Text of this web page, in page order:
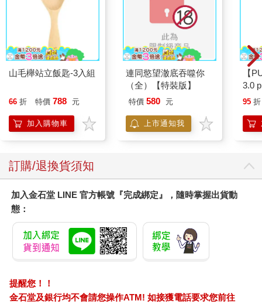
山毛櫸站立飯匙-3入組
66 折 特價 788 元
加入購物車
連同慾望澈底吞噬你
（全）【特裝版】
特價 580 元
上市通知我
【
3.0
黑
95 折
訂購/退換貨須知
加入金石堂 LINE 官方帳號『完成綁定』，隨時掌握出貨動
態：
提醒您！！
金石堂及銀行均不會請您操作ATM! 如接獲電話要求您前往